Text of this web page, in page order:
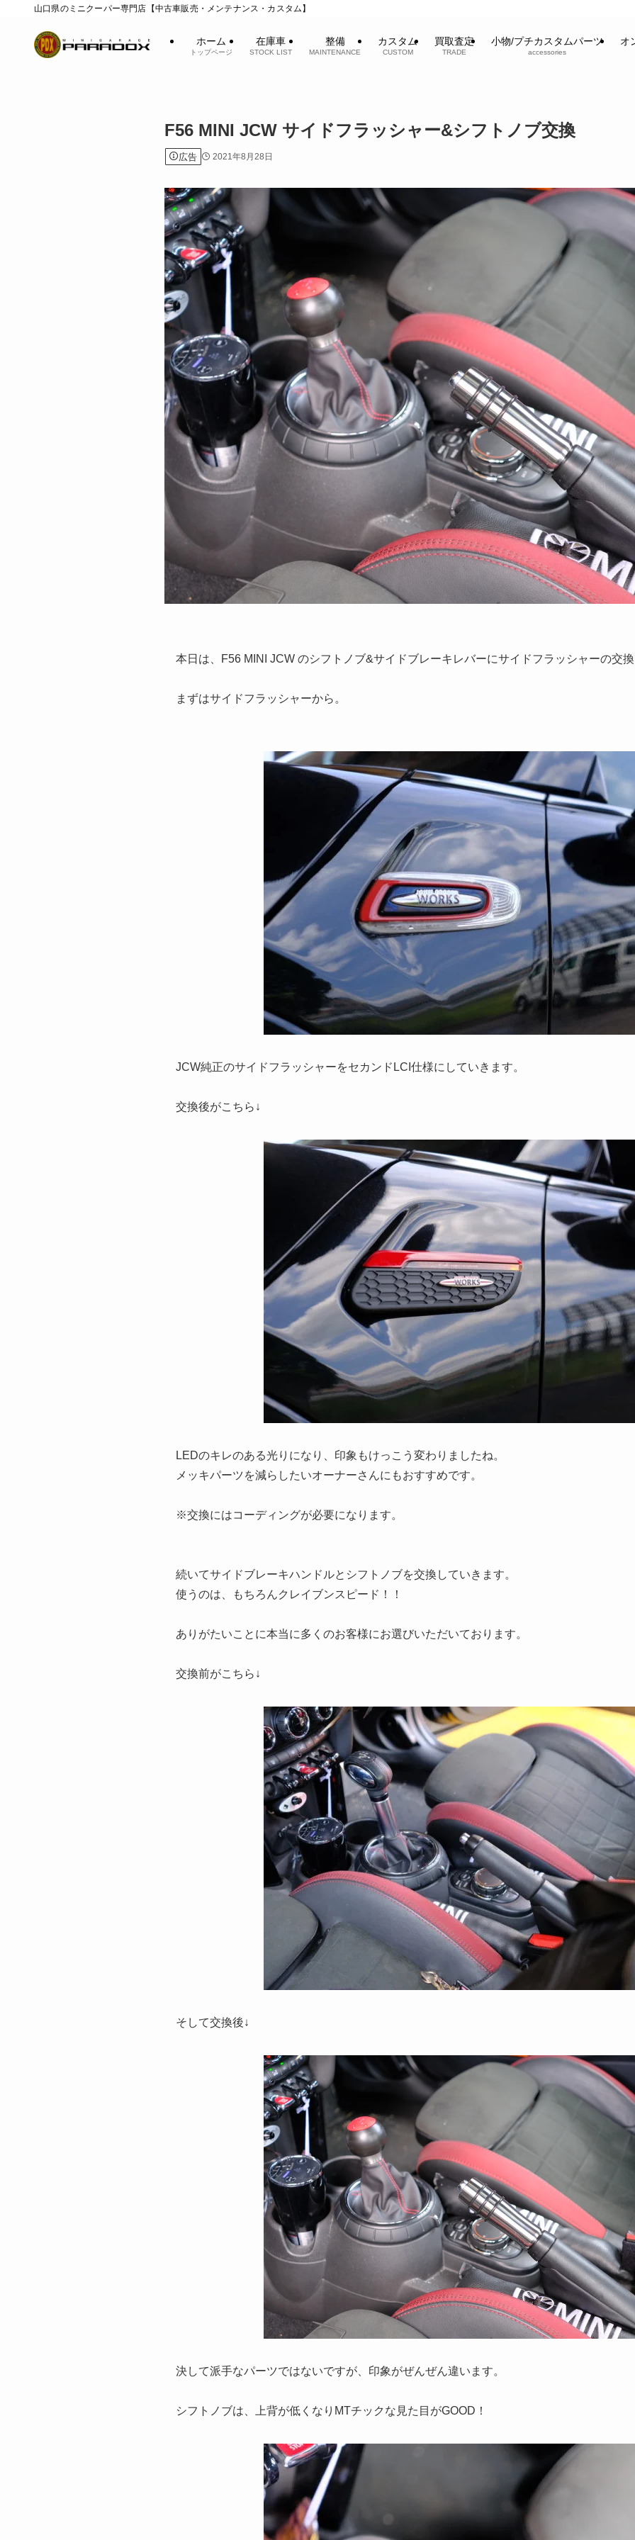
山口県のミニクーパー専門店【中古車販売・メンテナンス・カスタム】
ホーム
トップページ
在庫車
STOCK LIST
整備
MAINTENANCE
カスタム
CUSTOM
買取査定
TRADE
小物/プチカスタムパーツ
accessories
オ
F56 MINI JCW サイドフラッシャー&シフトノブ交換
広告 2021年8月28日
本日は、F56 MINI JCW のシフトノブ&サイドブレーキレバーにサイドフラッシャーの交
まずはサイドフラッシャーから。
JCW純正のサイドフラッシャーをセカンドLCI仕様にしていきます。
交換後がこちら↓
LEDのキレのある光りになり、印象もけっこう変わりましたね。
メッキパーツを減らしたいオーナーさんにもおすすめです。
※交換にはコーディングが必要になります。
続いてサイドブレーキハンドルとシフトノブを交換していきます。
使うのは、もちろんクレイブンスピード！！
ありがたいことに本当に多くのお客様にお選びいただいております。
交換前がこちら↓
そして交換後↓
決して派手なパーツではないですが、印象がぜんぜん違います。
シフトノブは、上背が低くなりMTチックな見た目がGOOD！